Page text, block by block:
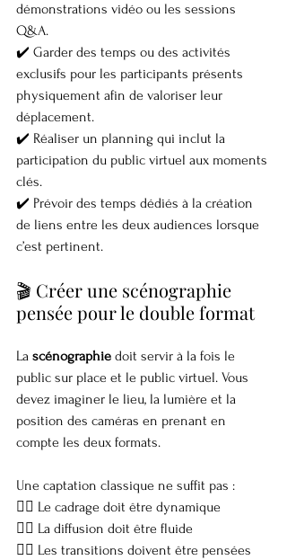
démonstrations vidéo ou les sessions
Q&A.
✔️ Garder des temps ou des activités
exclusifs pour les participants présents
physiquement afin de valoriser leur
déplacement.
✔️ Réaliser un planning qui inclut la
participation du public virtuel aux moments
clés.
✔️ Prévoir des temps dédiés à la création
de liens entre les deux audiences lorsque
c’est pertinent.
🎬 Créer une scénographie
pensée pour le double format
La scénographie doit servir à la fois le
public sur place et le public virtuel. Vous
devez imaginer le lieu, la lumière et la
position des caméras en prenant en
compte les deux formats.
Une captation classique ne suffit pas :
👉🏼 Le cadrage doit être dynamique
👉🏼 La diffusion doit être fluide
👉🏼 Les transitions doivent être pensées